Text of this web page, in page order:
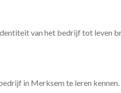
van het bedrijf tot leven
in Merksem te leren kennen.